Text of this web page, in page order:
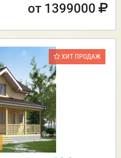
от 1399000
ХИТ ПРОДАЖ